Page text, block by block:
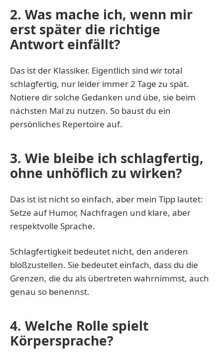
2. Was mache ich, wenn mir
erst später die richtige
Antwort einfällt?
Das ist der Klassiker. Eigentlich sind wir total
schlagfertig, nur leider immer 2 Tage zu spät.
Notiere dir solche Gedanken und übe, sie beim
nächsten Mal zu nutzen. So baust du ein
persönliches Repertoire auf.
3. Wie bleibe ich schlagfertig,
ohne unhöflich zu wirken?
Das ist ist nicht so einfach, aber mein Tipp lautet:
Setze auf Humor, Nachfragen und klare, aber
respektvolle Sprache.
Schlagfertigkeit bedeutet nicht, den anderen
bloßzustellen. Sie bedeutet einfach, dass du die
Grenzen, die du als übertreten wahrnimmst, auch
genau so benennst.
4. Welche Rolle spielt
Körpersprache?